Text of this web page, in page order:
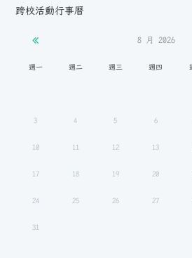
跨校活動行事曆
8 月 2026
週一 週二 週三 週四
3 4 5 6
10 11 12 13
17 18 19 20
24 25 26 27
31